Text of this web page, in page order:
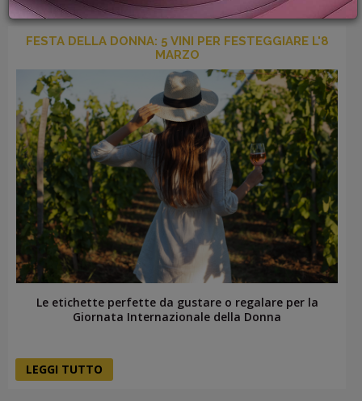
GIFT
CARD
BLOG
ACCEDI
FESTA DELLA DONNA: 5 VINI PER FESTEGGIARE L'8
MARZO
Le etichette perfette da gustare o regalare per la
Giornata Internazionale della Donna
LEGGI TUTTO